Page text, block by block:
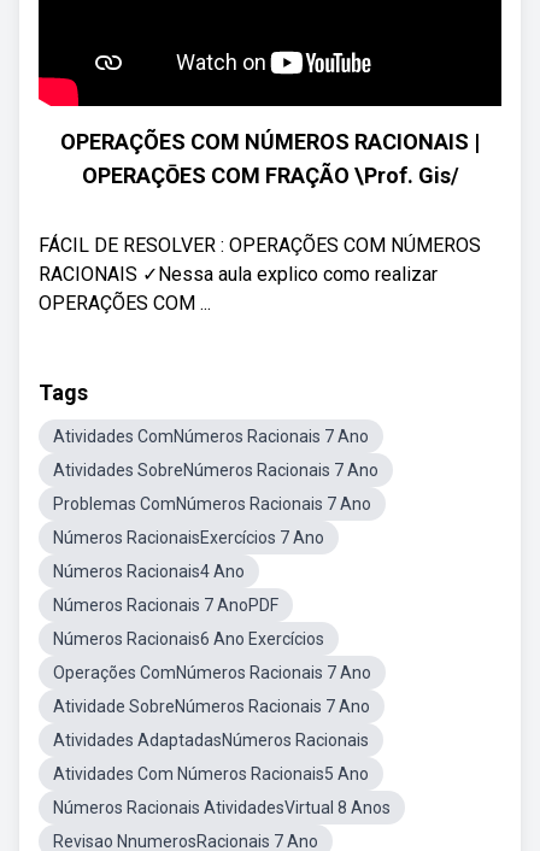
OPERAÇÕES COM NÚMEROS RACIONAIS |
OPERAÇŌES COM FRAÇÃO \Prof. Gis/
FÁCIL DE RESOLVER : OPERAÇÕES COM NÚMEROS
RACIONAIS ✓Nessa aula explico como realizar
OPERAÇÕES COM ...
Tags
Atividades ComNúmeros Racionais 7 Ano
Atividades SobreNúmeros Racionais 7 Ano
Problemas ComNúmeros Racionais 7 Ano
Números RacionaisExercícios 7 Ano
Números Racionais4 Ano
Números Racionais 7 AnoPDF
Números Racionais6 Ano Exercícios
Operações ComNúmeros Racionais 7 Ano
Atividade SobreNúmeros Racionais 7 Ano
Atividades AdaptadasNúmeros Racionais
Atividades Com Números Racionais5 Ano
Números Racionais AtividadesVirtual 8 Anos
Revisao NnumerosRacionais 7 Ano